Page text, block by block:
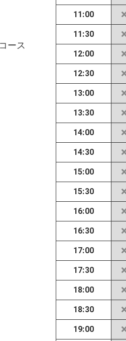
ース
11:00
11:30
12:00
12:30
13:00
13:30
14:00
14:30
15:00
15:30
16:00
16:30
17:00
17:30
18:00
18:30
19:00